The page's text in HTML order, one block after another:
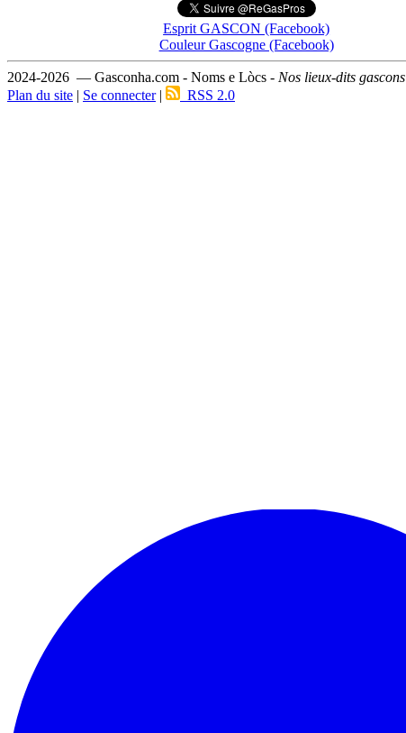
Esprit GASCON (Facebook)
Couleur Gascogne (Facebook)
2024-2026 — Gasconha.com - Noms e Lòcs - Nos lieux-dits gascons
Plan du site | Se connecter| RSS 2.0